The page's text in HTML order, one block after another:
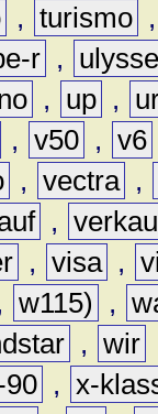
, turismo
r ,
, up ,
, v50 , v6
, vectra ,
,
, visa ,
w115) ,
, wir
90 , x-